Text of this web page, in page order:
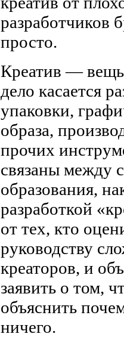
разработчиков
просто.
Креатив —вещь
дело касается
упаковки,
образа,
прочих
связаны между
образования,
разработкой «
от тех, кто
руководству
креаторов, и
заявить о том,
объяснить
ничего.